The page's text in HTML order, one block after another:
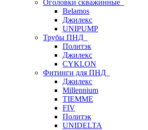
Оголовки скважинные
Belamos
Джилекс
UNIPUMP
Трубы ПНД
Политэк
Джилекс
CYKLON
Фитинги для ПНД
Джилекс
Millennium
TIEMME
FIV
Политэк
UNIDELTA